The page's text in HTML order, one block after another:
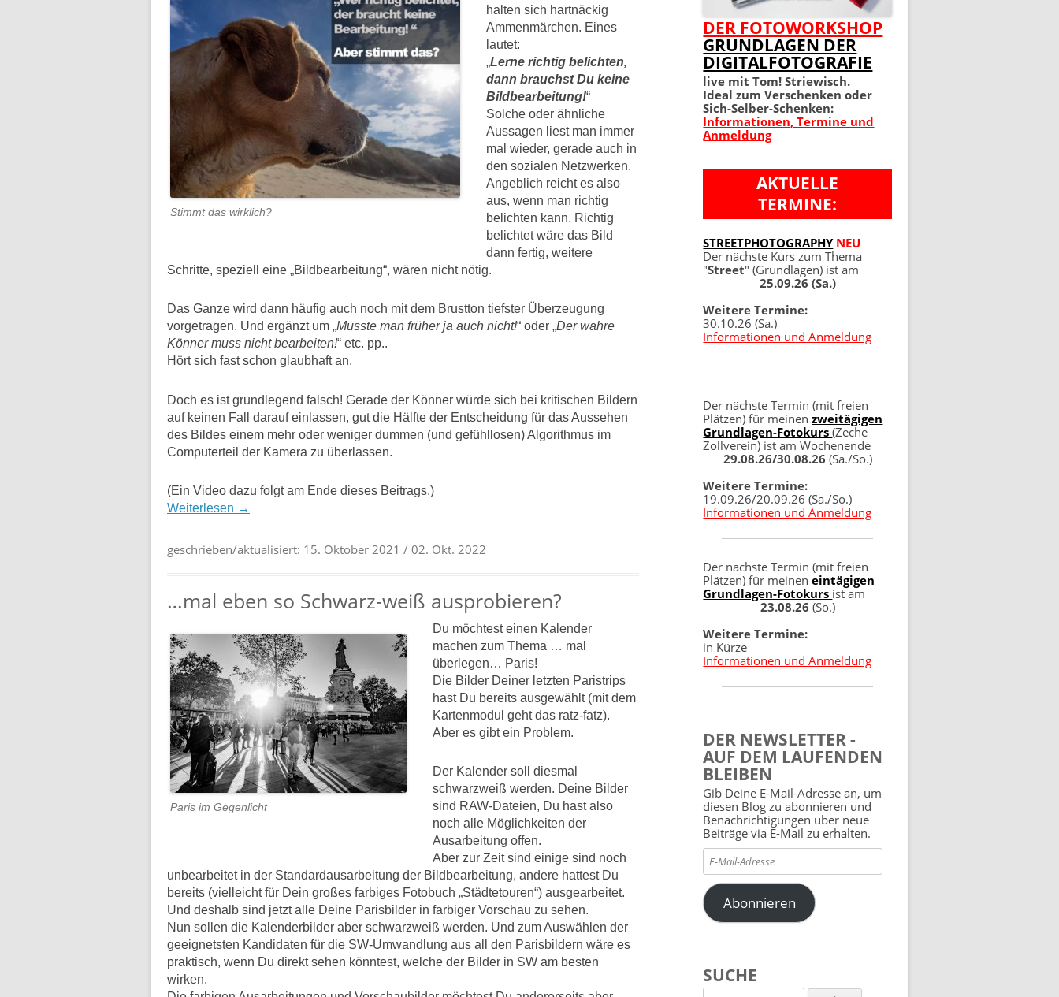
MEIN PERFEKTES FOTO 2.
AUFLAGE
100 TIPPS UND TRICKS 4.
AUFLAGE
SOZIALE NETZWERKE
DIVERSES
WO IST TOM?
IMPRESSUM
DATENSCHUTZERKLÄRUNG
Stimmt das wirklich?
halten sich hartnäckig
Ammenmärchen. Eines
lautet:
„Lerne richtig belichten,
dann brauchst Du keine
Bildbearbeitung!“
Solche oder ähnliche
Aussagen liest man immer
mal wieder, gerade auch in
den sozialen Netzwerken.
Angeblich reicht es also
aus, wenn man richtig
belichten kann. Richtig
belichtet wäre das Bild
dann fertig, weitere
Schritte, speziell eine „Bildbearbeitung“, wären nicht nötig.
Das Ganze wird dann häufig auch noch mit dem Brustton tiefster Überzeugung
vorgetragen. Und ergänzt um „Musste man früher ja auch nicht!“ oder „Der wahre
Könner muss nicht bearbeiten!“ etc. pp..
Hört sich fast schon glaubhaft an.
Doch es ist grundlegend falsch! Gerade der Könner würde sich bei kritischen Bildern
auf keinen Fall darauf einlassen, gut die Hälfte der Entscheidung für das Aussehen
des Bildes einem mehr oder weniger dummen (und gefühllosen) Algorithmus im
Computerteil der Kamera zu überlassen.
(Ein Video dazu folgt am Ende dieses Beitrags.)
Weiterlesen →
geschrieben/aktualisiert: 15. Oktober 2021 / 02. Okt. 2022
…mal eben so Schwarz-weiß ausprobieren?
Paris im Gegenlicht
Du möchtest einen Kalender
machen zum Thema … mal
überlegen… Paris!
Die Bilder Deiner letzten Paristrips
hast Du bereits ausgewählt (mit dem
Kartenmodul geht das ratz-fatz).
Aber es gibt ein Problem.
Der Kalender soll diesmal
schwarzweiß werden. Deine Bilder
sind RAW-Dateien, Du hast also
noch alle Möglichkeiten der
Ausarbeitung offen.
Aber zur Zeit sind einige sind noch
unbearbeitet in der Standardausarbeitung der Bildbearbeitung, andere hattest Du
bereits (vielleicht für Dein großes farbiges Fotobuch „Städtetouren“) ausgearbeitet.
Und deshalb sind jetzt alle Deine Parisbilder in farbiger Vorschau zu sehen.
Nun sollen die Kalenderbilder aber schwarzweiß werden. Und zum Auswählen der
geeignetsten Kandidaten für die SW-Umwandlung aus all den Parisbildern wäre es
praktisch, wenn Du direkt sehen könntest, welche der Bilder in SW am besten
wirken.
DER FOTOWORKSHOP
GRUNDLAGEN DER
DIGITALFOTOGRAFIE
live mit Tom! Striewisch.
Ideal zum Verschenken oder
Sich-Selber-Schenken:
Informationen, Termine und
Anmeldung
AKTUELLE
TERMINE:
STREETPHOTOGRAPHY NEU
Der nächste Kurs zum Thema
"Street" (Grundlagen) ist am
25.09.26 (Sa.)
Weitere Termine:
30.10.26 (Sa.)
Informationen und Anmeldung
Der nächste Termin (mit freien
Plätzen) für meinenzweitägigen
Grundlagen-Fotokurs(Zeche
Zollverein) ist am Wochenende
29.08.26/30.08.26 (Sa./So.)
Weitere Termine:
19.09.26/20.09.26 (Sa./So.)
Informationen und Anmeldung
Der nächste Termin (mit freien
Plätzen) für meineneintägigen
Grundlagen-Fotokurs ist am
23.08.26 (So.)
Weitere Termine:
in Kürze
Informationen und Anmeldung
DER NEWSLETTER -
AUF DEM LAUFENDEN
BLEIBEN
Gib Deine E-Mail-Adresse an, um
diesen Blog zu abonnieren und
Benachrichtigungen über neue
Beiträge via E-Mail zu erhalten.
E-
Mail-
Adresse
Abonnieren
SUCHE